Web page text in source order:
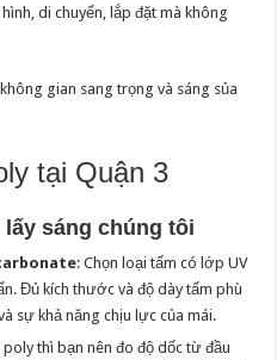
di chuyển, lắp đặt mà không
gian sang trọng và sáng sủa
tại Quận 3
sáng chúng tôi
: Chọn loại tấm có lớp UV
Đủ kích thước và độ dày tấm phù
sự khả năng chịu lực của mái.
thì bạn nên đo độ dốc từ đầu